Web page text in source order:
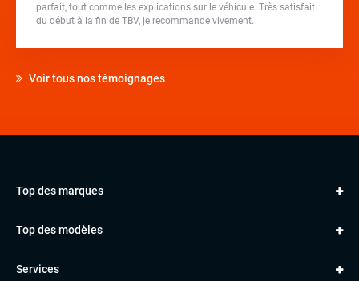
parfait, tout comme les explications sur le véhicule. Très satisfait
du début à la fin de TBV, je recommande vivement.
Voir tous nos témoignages
Top des marques
VOLKSWAGEN
BMW
Top des modèles
Classe A
Services